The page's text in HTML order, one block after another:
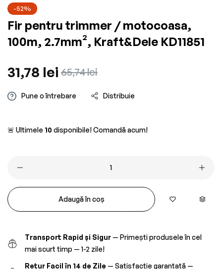
-52%
Fir pentru trimmer / motocoasa,
100m, 2.7mm², Kraft&Dele KD11851
Preț
obișnuit
31,78 lei Preț
redus
65,74 lei
Pune o întrebare Distribuie
🚨 Ultimele 10 disponibile! Comandă acum!
Adaugă în coș
Transport Rapid și Sigur — Primești produsele în cel
mai scurt timp — 1-2 zile!
Retur Facil în 14 de Zile — Satisfacție garantată —